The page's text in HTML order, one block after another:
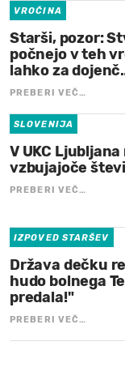
VROČINA
Starši, pozor:
počnejo v teh
lahko za
PREBERI VEČ…
SLOVENIJA
V UKC
vzbujajoče
PREBERI VEČ…
IZPOVED STARŠEV
Država dečku
hudo bolnega
predala!"
PREBERI VEČ…